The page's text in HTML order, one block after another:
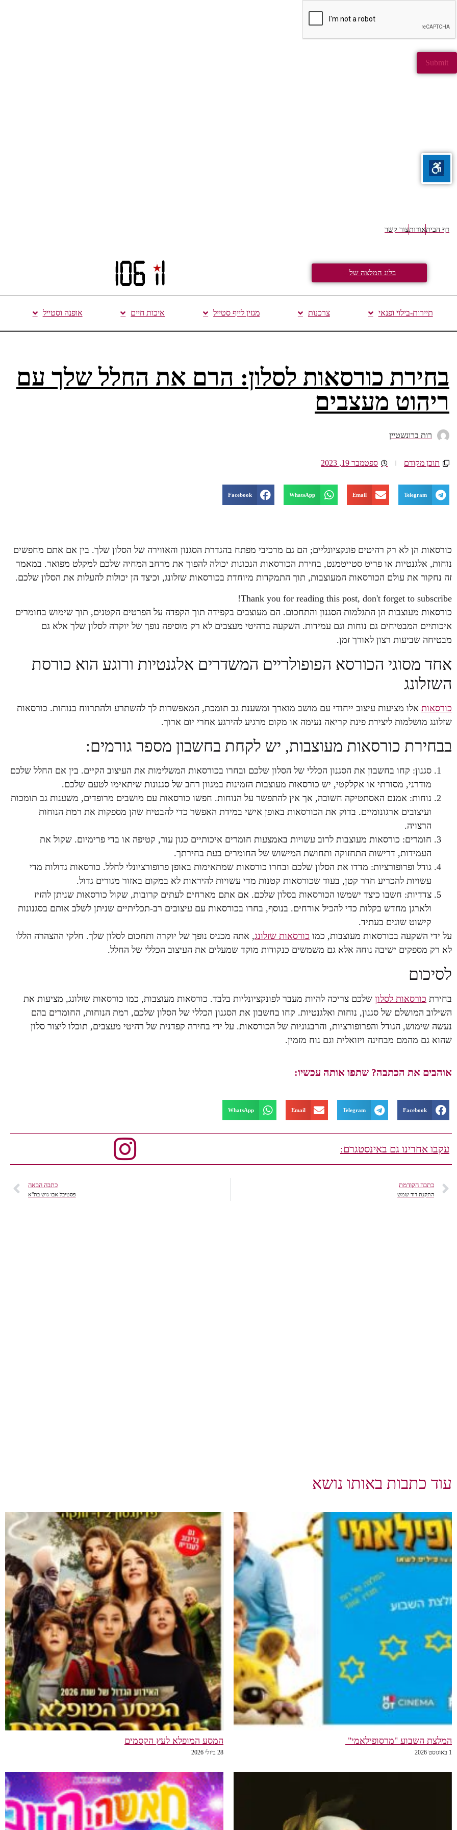
דף הביתאודותצור קשר
בלוג המלצה של
תיירות-בילוי ופנאי צרכנות מגזין לייף סטייל איכות חיים אופנה וסטייל
בחירת כורסאות לסלון: הרם את החלל שלך עם
ריהוט מעצבים
רות ברונשטיין
תוכן מקודם ספטמבר 19, 2023
Telegram
Email
WhatsApp
Facebook
כורסאות הן לא רק רהיטים פונקציונליים; הם גם מרכיבי מפתח בהגדרת הסגנון והאווירה של הסלון שלך. בין אם אתם מחפשים
נוחות, אלגנטיות או פריט סטייטמנט, בחירת הכורסאות הנכונות יכולה להפוך את מרחב המחיה שלכם למקלט מפואר. במאמר
זה נחקור את עולם הכורסאות המעוצבות, תוך התמקדות מיוחדת בכורסאות שזלונג, וכיצד הן יכולות להעלות את הסלון שלכם.
Thank you for reading this post, don't forget to subscribe!
כורסאות מעוצבות הן התגלמות הסגנון והתחכום. הם מעוצבים בקפידה תוך הקפדה על הפרטים הקטנים, תוך שימוש בחומרים
איכותיים המבטיחים גם נוחות וגם עמידות. השקעה ברהיטי מעצבים לא רק מוסיפה נופך של יוקרה לסלון שלך אלא גם
מבטיחה שביעות רצון לאורך זמן.
אחד מסוגי הכורסא הפופולריים המשדרים אלגנטיות ורוגע הוא כורסת
השזלונג
כורסאות אלו מציעות עיצוב ייחודי עם מושב מוארך ומשענת גב תומכת, המאפשרות לך להשתרע ולהתרווח בנוחות. כורסאות
שזלונג מושלמות ליצירת פינת קריאה נעימה או מקום מרגיע להירגע אחרי יום ארוך.
בבחירת כורסאות מעוצבות, יש לקחת בחשבון מספר גורמים:
סגנון: קחו בחשבון את הסגנון הכללי של הסלון שלכם ובחרו בכורסאות המשלימות את העיצוב הקיים. בין אם החלל שלכם
מודרני, מסורתי או אקלקטי, יש כורסאות מעוצבות הזמינות במגוון רחב של סגנונות שיתאימו לטעם שלכם.
נוחות: אמנם האסתטיקה חשובה, אך אין להתפשר על הנוחות. חפשו כורסאות עם מושבים מרופדים, משענות גב תומכות
ועיצובים ארגונומיים. בדוק את הכורסאות באופן אישי במידת האפשר כדי להבטיח שהן מספקות את רמת הנוחות
הרצויה.
חומרים: כורסאות מעוצבות לרוב עשויות באמצעות חומרים איכותיים כגון עור, קטיפה או בדי פרימיום. שקול את
העמידות, דרישות התחזוקה ותחושת המישוש של החומרים בעת בחירתך.
גודל ופרופורציות: מדדו את הסלון שלכם ובחרו כורסאות שמתאימות באופן פרופורציונלי לחלל. כורסאות גדולות מדי
עשויות להכריע חדר קטן, בעוד שכורסאות קטנות מדי עשויות להיראות לא במקום באזור מגורים גדול.
צדדיות: חשבו כיצד ישמשו הכורסאות בסלון שלכם. אם אתם מארחים לעתים קרובות, שקול כורסאות שניתן להזיז
ולארגן מחדש בקלות כדי להכיל אורחים. בנוסף, בחרו בכורסאות עם עיצובים רב-תכליתיים שניתן לשלב אותם בסגנונות
קישוט שונים בעתיד.
על ידי השקעה בכורסאות מעוצבות, כמו כורסאות שזלונג, אתה מכניס נופך של יוקרה ותחכום לסלון שלך. חלקי ההצהרה הללו
לא רק מספקים ישיבה נוחה אלא גם משמשים כנקודות מוקד שמעלים את העיצוב הכללי של החלל.
לסיכום
בחירת כורסאות לסלון שלכם צריכה להיות מעבר לפונקציונליות בלבד. כורסאות מעוצבות, כמו כורסאות שזלונג, מציעות את
השילוב המושלם של סגנון, נוחות ואלגנטיות. קחו בחשבון את הסגנון הכללי של הסלון שלכם, רמת הנוחות, החומרים בהם
נעשה שימוש, הגודל והפרופורציות, והרבגוניות של הכורסאות. על ידי בחירה קפדנית של רהיטי מעצבים, תוכלו ליצור סלון
שהוא גם מהמם מבחינה ויזואלית וגם נוח מזמין.
אוהבים את הכתבה? שתפו אותה עכשיו:
Facebook
Telegram
Email
WhatsApp
עקבו אחרינו גם באינסטגרם:
כתבה הקודמת
התקנת דוד שמש
כתבה הבאה
פסטיבל אבו גוש בת"א
עוד כתבות באותו נושא
המלצת השבוע "מרסופילאמי"
1 באוגוסט 2026
המסע המופלא לעץ הקסמים
28 ביולי 2026